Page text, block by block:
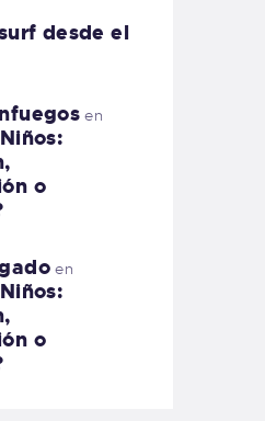
desde el
en
o
en
o